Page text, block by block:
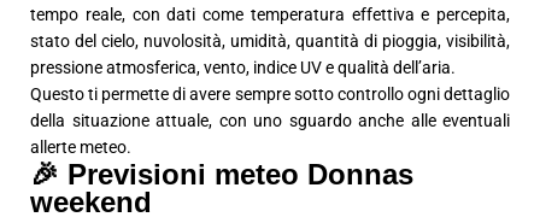
tempo reale, con dati come temperatura effettiva e percepita,
stato del cielo, nuvolosità, umidità, quantità di pioggia, visibilità,
pressione atmosferica, vento, indice UV e qualità dell’aria.
Questo ti permette di avere sempre sotto controllo ogni dettaglio
della situazione attuale, con uno sguardo anche alle eventuali
allerte meteo.
🎉 Previsioni meteo Donnas
weekend